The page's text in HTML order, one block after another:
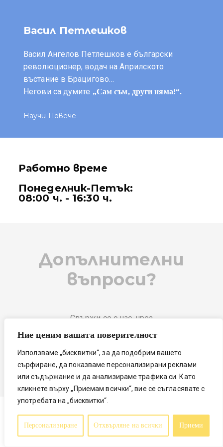
Ние ценим вашата поверителност
Използваме „бисквитки“, за да подобрим вашето
сърфиране, да показваме персонализирани реклами
или съдържание и да анализираме трафика си. Като
кликнете върху „Приемам всички“, вие се съгласявате с
употребата на „бисквитки“.
Персонализиране Отхвърляне на всички Приеми
Васил Петлешков
Васил Ангелов Петлешков е български
революционер, водач на Априлското
въстание в Брацигово…
Негови са думите „Сам съм, други няма!“.
Научи Повече
Работно време
Понеделник-Петък:
08:00 ч. - 16:30 ч.
Допълнителни
въпроси?
Свържи се с нас, чрез
КЪМ КОНТАКТИ